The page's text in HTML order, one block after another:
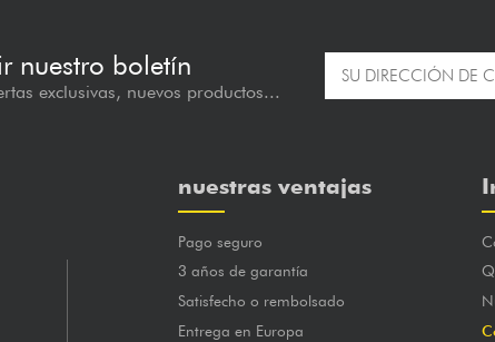
nuestro boletín
exclusivas, nuevos productos...
nuestras ventajas
Pago seguro
3 años de garantía
Satisfecho o rembolsado
Entrega en Europa